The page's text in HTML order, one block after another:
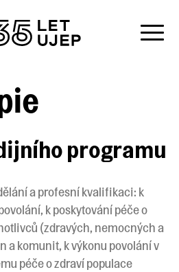
programu
a profesní kvalifikaci: k
k poskytování péče o
(zdravých, nemocných a
a komunit, k výkonu povolání v
péče o zdraví populace